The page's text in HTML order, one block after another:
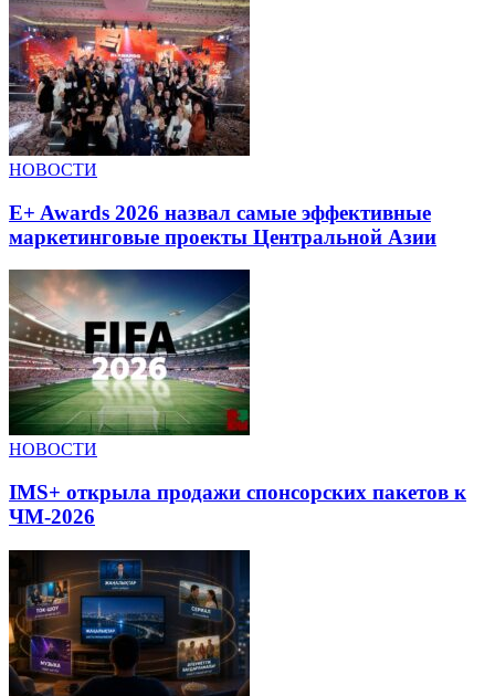
НОВОСТИ
E+ Awards 2026 назвал самые эффективные
маркетинговые проекты Центральной Азии
НОВОСТИ
IMS+ открыла продажи спонсорских пакетов к
ЧМ-2026